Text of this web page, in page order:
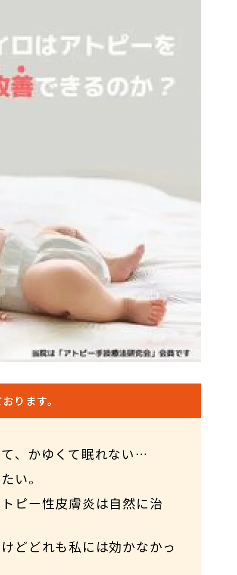
ります。
、かゆくて眠れない…
い。
ピー性皮膚炎は自然に治
どどれも私には効かなかっ